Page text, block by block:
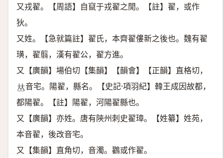
又戎翟。【周語】自竄于戎翟之閒。【註】翟，或作
狄。
又姓。【急就篇註】翟氏，本齊翟僂新之後也。魏有翟
璜，翟翦，漢有翟公，翟方進。
又【廣韻】場伯切【集韻】【韻會】【正韻】直格切，
𠀤音宅。陽翟，縣名。【史記·項羽紀】韓王成因故都，
都陽翟。【註】陽翟，河陽翟縣也。
又【廣韻】亦姓。唐有陝州刺史翟璋。【姓纂】姓苑，
本音翟，後改音宅。
又【集韻】直角切，音濁。鸐或作翟。